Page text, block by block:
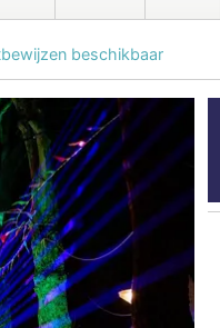
beschikbaar